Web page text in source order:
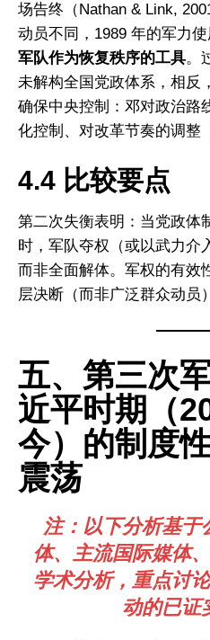
场告终（Nathan & Link,
动员不同，1989 年的军力
军队作为恢复秩序的工具。
未解构全国党政体系，相反
确保中央控制：邓对政治路
化控制、对改革节奏的调整
4.4 比较要点
第二次失衡表明：当党政体
时，军队夺权（或以武力介
而非全面解体。军权的有效
层决断（而非广泛群众动员
五、第三次
近平时期（
今）的制度
震荡
注：以下分析基于
体、主流国际媒体
学术分析，重点讨
动的已证